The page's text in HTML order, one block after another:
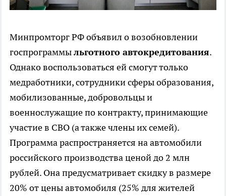
Минпромторг РФ объявил о возобновлении
госпрограммыльготного автокредитования.
Однако воспользоваться ей смогут только
медработники, сотрудники сферы образования,
мобилизованные, добровольцы и
военнослужащие по контракту, принимающие
участие в СВО (а также члены их семей).
Программа распространяется на автомобили
российского производства ценой до 2 млн
рублей. Она предусматривает скидку в размере
20% от цены автомобиля (25% для жителей